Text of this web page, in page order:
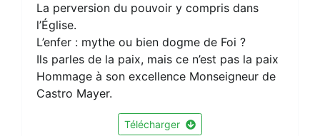
La perversion du pouvoir y compris dans
l’Église.
L’enfer : mythe ou bien dogme de Foi ?
Ils parles de la paix, mais ce n’est pas la paix
Hommage à son excellence Monseigneur de
Castro Mayer.
Télécharger